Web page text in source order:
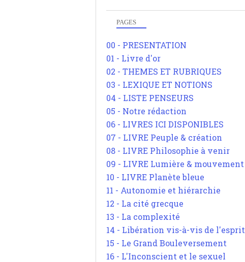
PAGES
00 - PRESENTATION
01 - Livre d'or
02 - THEMES ET RUBRIQUES
03 - LEXIQUE ET NOTIONS
04 - LISTE PENSEURS
05 - Notre rédaction
06 - LIVRES ICI DISPONIBLES
07 - LIVRE Peuple & création
08 - LIVRE Philosophie à venir
09 - LIVRE Lumière & mouvement
10 - LIVRE Planète bleue
11 - Autonomie et hiérarchie
12 - La cité grecque
13 - La complexité
14 - Libération vis-à-vis de l'esprit
15 - Le Grand Bouleversement
16 - L'Inconscient et le sexuel